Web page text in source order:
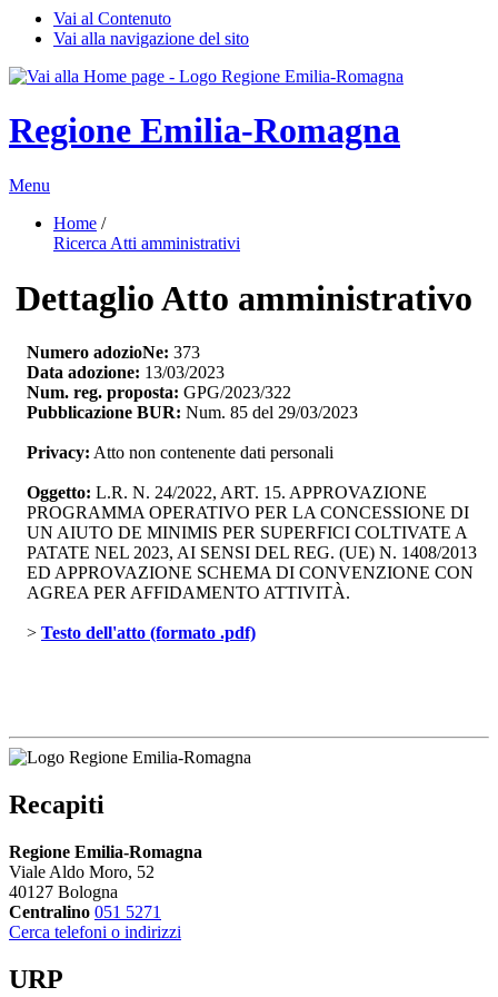
Vai al Contenuto
Vai alla navigazione del sito
Regione Emilia-Romagna
Menu
Home /
Ricerca Atti amministrativi
Dettaglio Atto amministrativo
Numero adozioNe: 373
Data adozione: 13/03/2023
Num. reg. proposta: GPG/2023/322
Pubblicazione BUR: Num. 85 del 29/03/2023
Privacy: Atto non contenente dati personali
Oggetto: L.R. N. 24/2022, ART. 15. APPROVAZIONE
PROGRAMMA OPERATIVO PER LA CONCESSIONE DI
UN AIUTO DE MINIMIS PER SUPERFICI COLTIVATE A
PATATE NEL 2023, AI SENSI DEL REG. (UE) N. 1408/2013
ED APPROVAZIONE SCHEMA DI CONVENZIONE CON
AGREA PER AFFIDAMENTO ATTIVITÀ.
> Testo dell'atto (formato .pdf)
Recapiti
Regione Emilia-Romagna
Viale Aldo Moro, 52
40127 Bologna
Centralino 051 5271
Cerca telefoni o indirizzi
URP